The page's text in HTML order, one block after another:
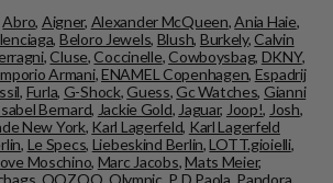
Abro, Aigner, Alexander McQueen,Ania Haie,
, Beloro Jewels, Blush, Burkely, Calvin
, Cluse, Coccinelle, Cowboysbag, DKNY,
Armani,ENAMEL Copenhagen, Espadrij
, Furla, G-Shock, Guess, Gc Watches, Gianni
Bernard, Jackie Gold, Jaguar, Joop!, Josh,
New York, Karl Lagerfeld, Karl Lagerfeld
, Le Specs, Liebeskind Berlin,LOTT.gioielli,
Moschino, Marc Jacobs,Mats Meier,